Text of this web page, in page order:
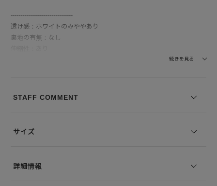
--------------------------------
透け感：ホワイトのみややあり
裏地の有無：なし
続きを見る
STAFF COMMENT
サイズ
詳細情報